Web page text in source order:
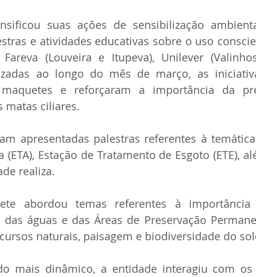
suas ações de sensibilização
e atividades educativas sobre o uso
(Louveira e Itupeva), Unilever
ao longo do mês de março, as
e reforçaram a importância da
matas ciliares.
apresentadas palestras referentes à
Estação de Tratamento de Esgoto (ETE),
realiza.
abordou temas referentes à importância
águas e das Áreas de Preservação
naturais, paisagem e biodiversidade do
mais dinâmico, a entidade interagiu com os